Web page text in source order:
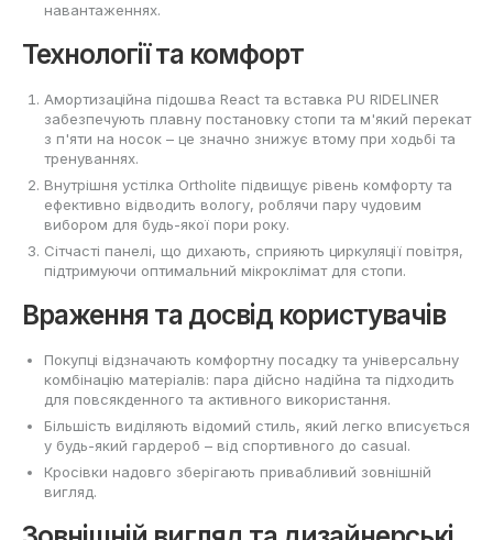
навантаженнях.
Технології та комфорт
Амортизаційна підошва React та вставка PU RIDELINER
забезпечують плавну постановку стопи та м'який перекат
з п'яти на носок – це значно знижує втому при ходьбі та
тренуваннях.
Внутрішня устілка Ortholite підвищує рівень комфорту та
ефективно відводить вологу, роблячи пару чудовим
вибором для будь-якої пори року.
Сітчасті панелі, що дихають, сприяють циркуляції повітря,
підтримуючи оптимальний мікроклімат для стопи.
Враження та досвід користувачів
Покупці відзначають комфортну посадку та універсальну
комбінацію матеріалів: пара дійсно надійна та підходить
для повсякденного та активного використання.
Більшість виділяють відомий стиль, який легко вписується
у будь-який гардероб – від спортивного до casual.
Кросівки надовго зберігають привабливий зовнішній
вигляд.